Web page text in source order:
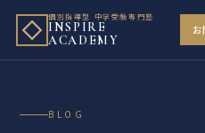
個別指導型 中学受験専門塾
INSPIRE
ACADEMY
BLOG